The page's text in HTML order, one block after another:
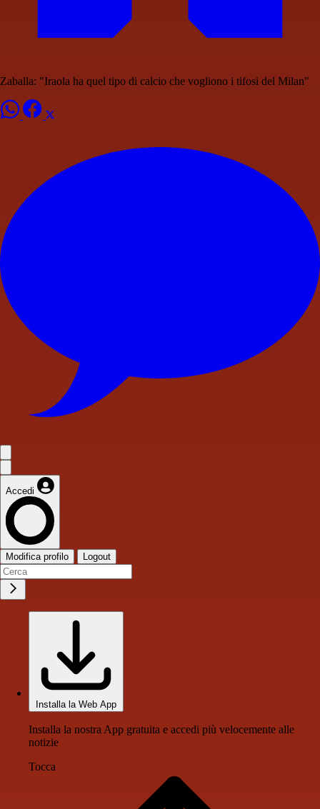
Zaballa: "Iraola ha quel tipo di calcio che vogliono i tifosi del Milan"
Accedi
Modifica profilo Logout
Installa la Web App
Installa la nostra App gratuita e accedi più velocemente alle
notizie
Tocca